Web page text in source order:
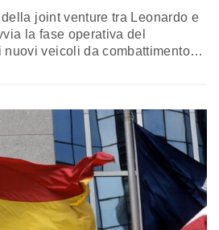
joint venture tra Leonardo e
la fase operativa del
nuovi veicoli da combattimento
il ministro Crosetto richiama la
strutturale delle Forze armate e
che metta a sistema organico,